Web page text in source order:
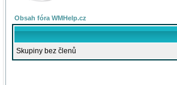
Obsah fóra WMHelp.cz
Skupiny bez členů